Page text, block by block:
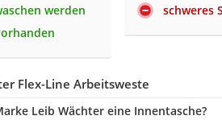
werden
schweres
Flex-Line Arbeitsweste
Leib Wächter eine Innentasche?